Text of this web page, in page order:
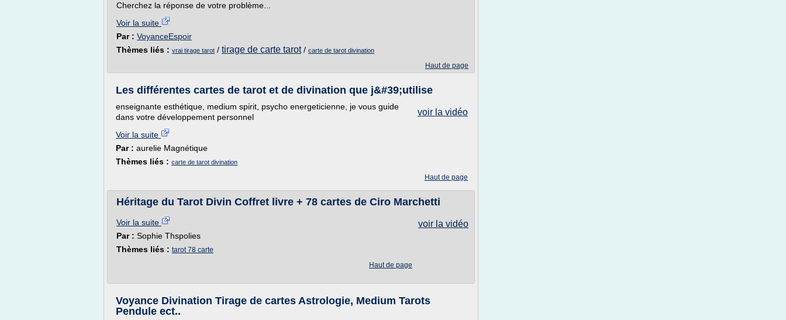
Cherchez la réponse de votre problème...
Voir la suite
Par : VoyanceEspoir
Thèmes liés : vrai tirage tarot / tirage de carte tarot/ carte de tarot divination
Haut de page
Les différentes cartes de tarot et de divination que j&#39;utilise
voir la vidéo
enseignante esthétique, medium spirit, psycho energeticienne, je vous guide
dans votre développement personnel
Voir la suite
Par : aurelie Magnétique
Thèmes liés : carte de tarot divination
Haut de page
Héritage du Tarot Divin Coffret livre + 78 cartes de Ciro Marchetti
voir la vidéo
Voir la suite
Par : Sophie Thspolies
Thèmes liés : tarot 78 carte
Haut de page
Voyance Divination Tirage de cartes Astrologie, Medium Tarots
Pendule ect..